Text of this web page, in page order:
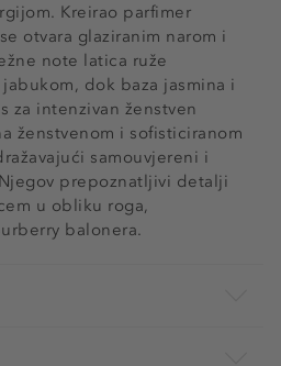
Kreirao parfimer
otvara glaziranim narom i
note latica ruže
dok baza jasmina i
za intenzivan ženstven
ženstvenom i sofisticiranom
samouvjereni i
prepoznatljivi detalji
u obliku roga,
balonera.